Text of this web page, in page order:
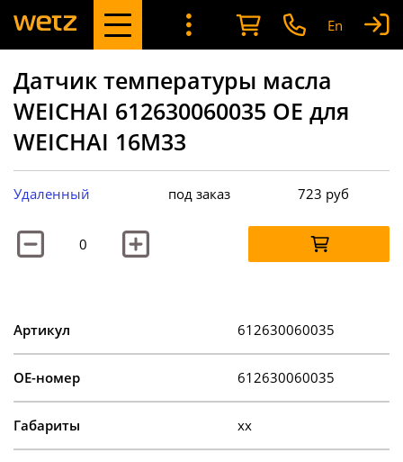
En
Датчик температуры масла
WEICHAI 612630060035 OE для
WEICHAI 16M33
Удаленный под заказ 723 руб
Артикул 612630060035
OE-номер 612630060035
Габариты xx